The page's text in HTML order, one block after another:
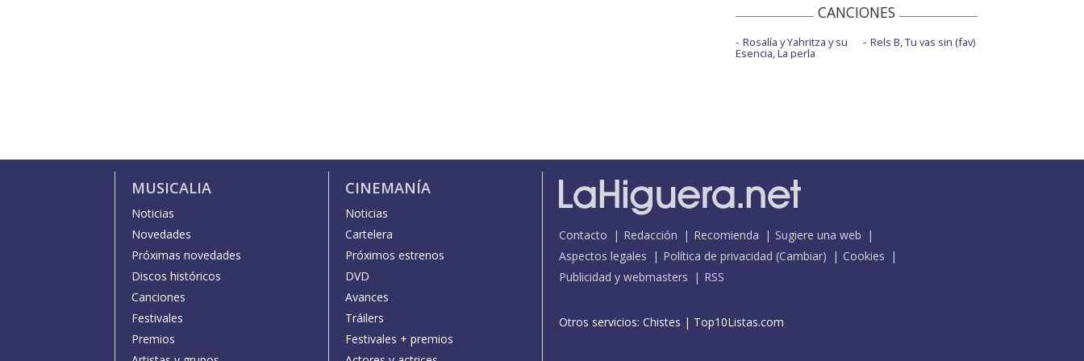
CANCIONES
Rosalía y Yahritza y su
Esencia, La perla
Rels B, Tu vas sin (fav)
MUSICALIA
Noticias
Novedades
Próximas novedades
Discos históricos
Canciones
Festivales
Premios
CINEMANÍA
Noticias
Cartelera
Próximos estrenos
DVD
Avances
Tráilers
Festivales + premios
Contacto Redacción Recomienda
Sugiere una web
Aspectos legales
Política de privacidad (Cambiar)
Cookies
Publicidad y webmasters
RSS
Otros servicios: Chistes | Top10Listas.com